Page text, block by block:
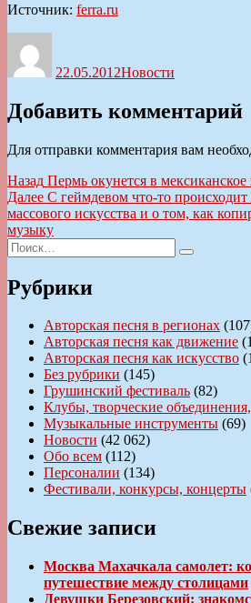
Источник: ferra.ru
22.05.2012Новости
Добавить комментарий
Для отправки комментария вам
Навигация
по
записям
Назад Предыдущая
запись:
Пермь окунется в мексиканское
Далее Следующая
запись:
С геймдевом что-то
массового искусства и о том, как
музыку
Искать:
Поиск
Рубрики
Авторская песня в регионах
Авторская песня как движение
Авторская песня как искусство
Без рубрики (145)
Грушинский фестиваль (82)
Клубы, творческие
Музыкальные инструменты (69)
Новости (42 062)
Обо всем (112)
Персоналии (134)
Фестивали, конкурсы, концерты
Свежие записи
Москва Махачкала самолет:
путешествие между столицами
Девушки Березовский: